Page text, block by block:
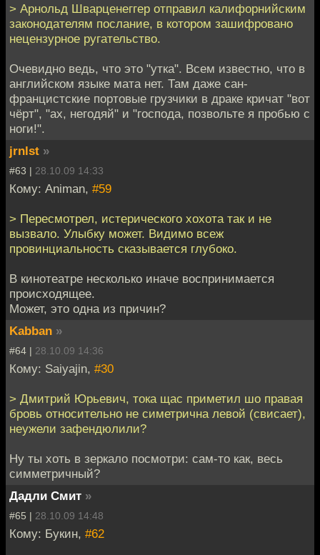
> Арнольд Шварценеггер отправил калифорнийским
законодателям послание, в котором зашифровано
нецензурное ругательство.
Очевидно ведь, что это "утка". Всем известно, что в
английском языке мата нет. Там даже сан-
францистские портовые грузчики в драке кричат "вот
чёрт", "ах, негодяй" и "господа, позвольте я пробью с
ноги!".
jrnlst »
#63 | 28.10.09 14:33
Кому: Animan, #59
> Пересмотрел, истерического хохота так и не
вызвало. Улыбку может. Видимо всеж
провинциальность сказывается глубоко.
В кинотеатре несколько иначе воспринимается
происходящее.
Может, это одна из причин?
Kabban »
#64 | 28.10.09 14:36
Кому: Saiyajin, #30
> Дмитрий Юрьевич, тока щас приметил шо правая
бровь относительно не симетрична левой (свисает),
неужели зафендюлили?
Ну ты хоть в зеркало посмотри: сам-то как, весь
симметричный?
Дадли Смит »
#65 | 28.10.09 14:48
Кому: Букин, #62